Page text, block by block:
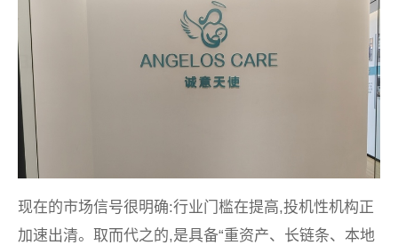
现在的市场信号很明确:行业门槛在提高,投机性机构正
加速出清。取而代之的,是具备“重资产、长链条、本地